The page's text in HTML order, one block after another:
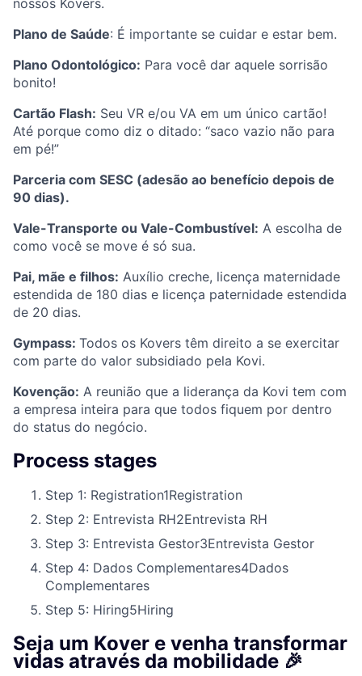
nossos Kovers.
Plano de Saúde: É importante se cuidar e estar bem.
Plano Odontológico: Para você dar aquele sorrisão
bonito!
Cartão Flash: Seu VR e/ou VA em um único cartão!
Até porque como diz o ditado: “saco vazio não para
em pé!”
Parceria com SESC (adesão ao benefício depois de
90 dias).
Vale-Transporte ou Vale-Combustível: A escolha de
como você se move é só sua.
Pai, mãe e filhos: Auxílio creche, licença maternidade
estendida de 180 dias e licença paternidade estendida
de 20 dias.
Gympass: Todos os Kovers têm direito a se exercitar
com parte do valor subsidiado pela Kovi.
Kovenção: A reunião que a liderança da Kovi tem com
a empresa inteira para que todos fiquem por dentro
do status do negócio.
Process stages
Step 1: Registration1Registration
Step 2: Entrevista RH2Entrevista RH
Step 3: Entrevista Gestor3Entrevista Gestor
Step 4: Dados Complementares4Dados
Complementares
Step 5: Hiring5Hiring
Seja um Kover e venha transformar
vidas através da mobilidade 🎉